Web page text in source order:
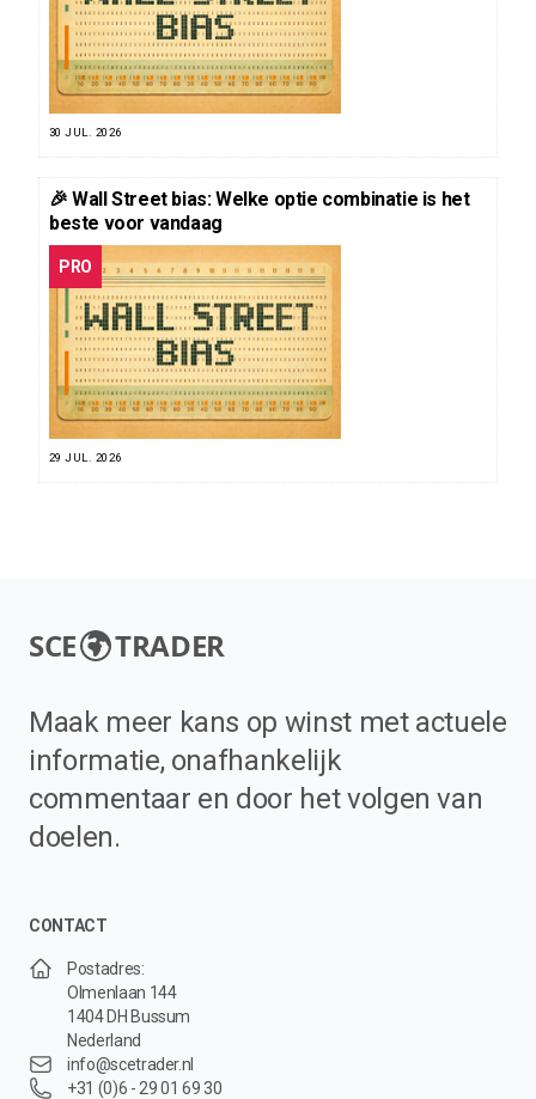
30 JUL. 2026
🎉 Wall Street bias: Welke optie combinatie is het
beste voor vandaag
PRO
29 JUL. 2026
SCE TRADER
Maak meer kans op winst met actuele
informatie, onafhankelijk
commentaar en door het volgen van
doelen.
CONTACT
Postadres:
Olmenlaan 144
1404 DH Bussum
Nederland
info@scetrader.nl
+31 (0)6 - 29 01 69 30